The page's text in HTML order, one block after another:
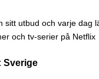
utbud och varje dag
och tv-serier på Netflix
Sverige